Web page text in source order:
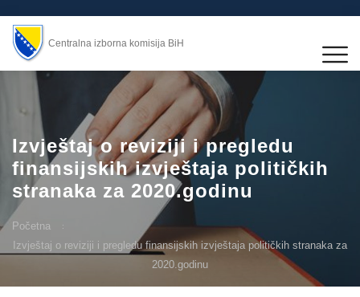
Centralna izborna komisija BiH
Izvještaj o reviziji i pregledu
finansijskih izvještaja političkih
stranaka za 2020.godinu
Početna
Izvještaj o reviziji i pregledu finansijskih izvještaja političkih stranaka za
2020.godinu